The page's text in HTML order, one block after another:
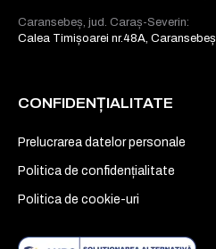
Caransebeș, jud. Caraș-Severin:
Calea Timișoarei nr.48A, Caransebeș
CONFIDENȚIALITATE
Prelucrarea datelor personale
Politica de confidențialitate
Politica de cookie-uri